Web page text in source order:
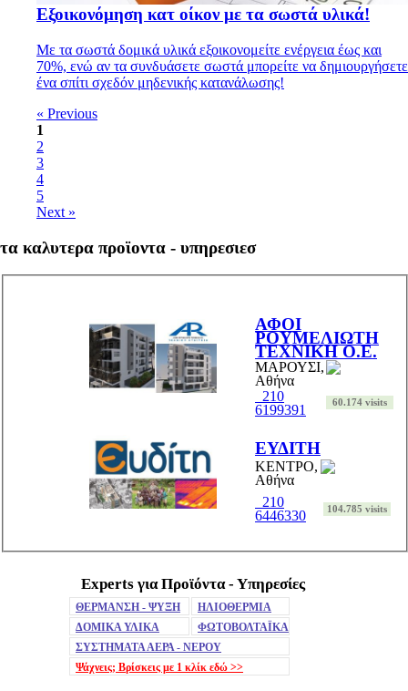
Εξοικονόμηση κατ οίκον με τα σωστά υλικά!
Με τα σωστά δομικά υλικά εξοικονομείτε ενέργεια έως και
70%, ενώ αν τα συνδυάσετε σωστά μπορείτε να δημιουργήσετε
ένα σπίτι σχεδόν μηδενικής κατανάλωσης!
« Previous
1
2
3
4
5
Next »
τα καλυτερα προϊοντα - υπηρεσιεσ
ΑΦΟΙ
ΡΟΥΜΕΛΙΩΤΗ
ΤΕΧΝΙΚΗ Ο.Ε.
ΜΑΡΟΥΣΙ,
Αθήνα
210
6199391
60.174 visits
ΕΥΔΙΤΗ
ΚΕΝΤΡΟ,
Αθήνα
210
6446330
104.785 visits
Experts για Προϊόντα - Υπηρεσίες
ΘΕΡΜΑΝΣΗ - ΨΥΞΗ
ΗΛΙΟΘΕΡΜΙΑ
ΔΟΜΙΚΑ ΥΛΙΚΑ
ΦΩΤΟΒΟΛΤΑΪΚΑ
ΣΥΣΤΗΜΑΤΑ ΑΕΡΑ - ΝΕΡΟΥ
Ψάχνεις; Βρίσκεις με 1 κλίκ εδώ >>